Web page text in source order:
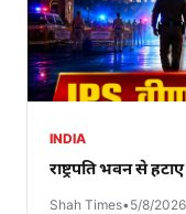
INDIA
राष्ट्रपति भवन से
Shah Times•5/8/2026